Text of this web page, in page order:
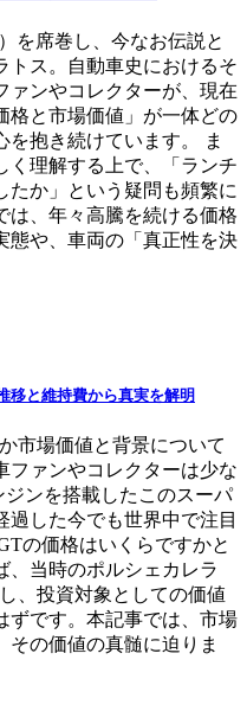
を席巻し、今なお伝説と
トス。自動車史におけるそ
ァンやコレクターが、現在
格と市場価値」が一体どの
抱き続けています。 ま
く理解する上で、「ランチ
たか」という疑問も頻繁に
は、年々高騰を続ける価格
態や、車両の「真正性を決
移と維持費から真実を解明
市場価値と背景について
ファンやコレクターは少な
ンを搭載したこのスーパ
過した今でも世界中で注目
の価格はいくらですかと
、当時のポルシェカレラ
、投資対象としての価値
ずです。本記事では、市場
その価値の真髄に迫りま